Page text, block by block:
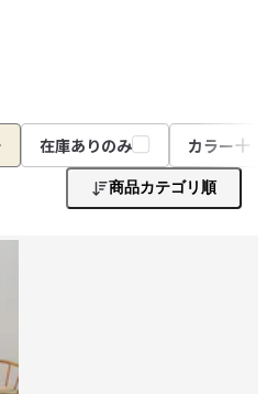
在庫ありのみ カラー
商品カテゴリ順